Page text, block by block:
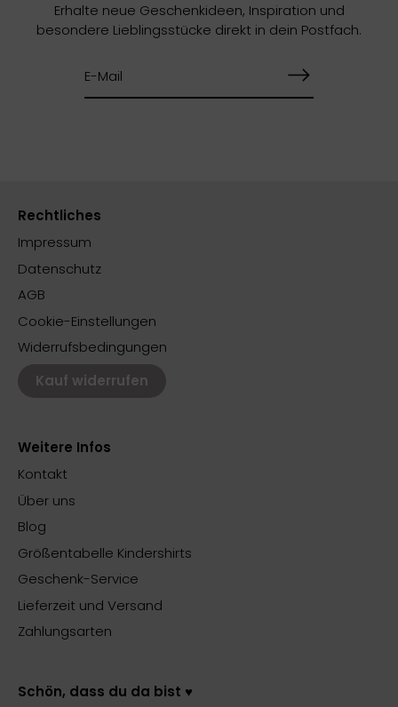
Erhalte neue Geschenkideen, Inspiration und
besondere Lieblingsstücke direkt in dein Postfach.
Rechtliches
Impressum
Datenschutz
AGB
Cookie-Einstellungen
Widerrufsbedingungen
Kauf widerrufen
Weitere Infos
Kontakt
Über uns
Blog
Größentabelle Kindershirts
Geschenk-Service
Lieferzeit und Versand
Zahlungsarten
Schön, dass du da bist ♥️